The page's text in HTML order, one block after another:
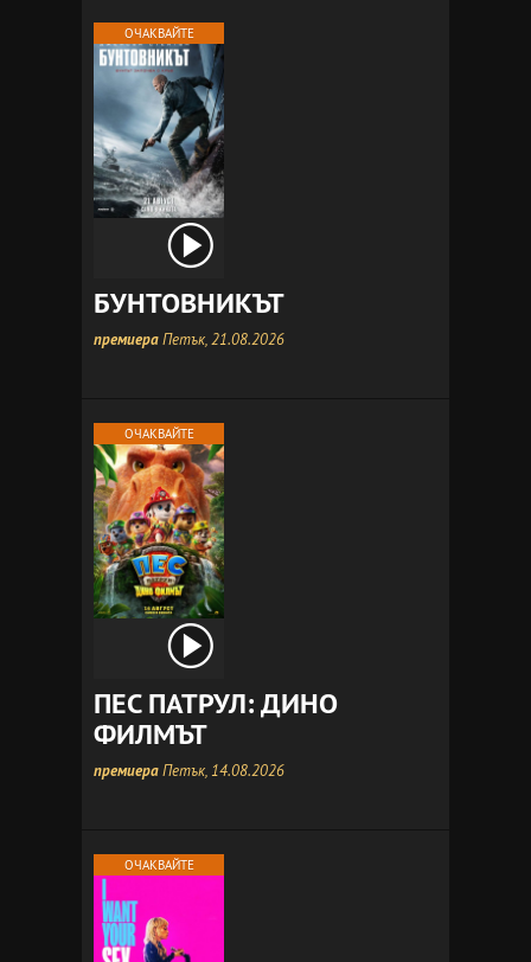
ОЧАКВАЙТЕ
БУНТОВНИКЪТ
премиераПетък, 21.08.2026
ОЧАКВАЙТЕ
ПЕС ПАТРУЛ: ДИНО
ФИЛМЪТ
премиераПетък, 14.08.2026
ОЧАКВАЙТЕ